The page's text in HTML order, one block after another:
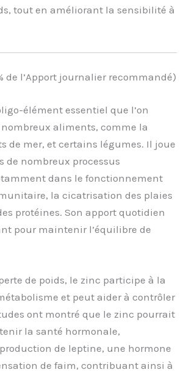
tout en améliorant la sensibilité à
de l’Apport journalier recommandé)
élément essentiel que l’on
aliments, comme la
de mer, et certains légumes. Il joue
de nombreux processus
dans le fonctionnement
la cicatrisation des plaies
protéines. Son apport quotidien
pour maintenir l’équilibre de
de poids, le zinc participe à la
et peut aider à contrôler
ont montré que le zinc pourrait
la santé hormonale,
de leptine, une hormone
de faim, contribuant ainsi à